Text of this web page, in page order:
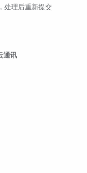
处理后重新提交
通讯